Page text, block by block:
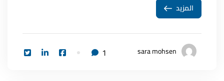
المزيد
sara mohsen
1